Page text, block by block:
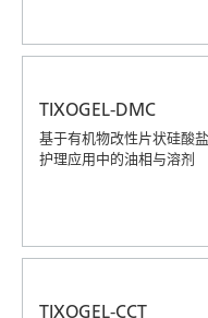
TIXOGEL-DMC
基于有机物改性片状硅酸
护理应用中的油相与溶剂
TIXOGEL-CCT